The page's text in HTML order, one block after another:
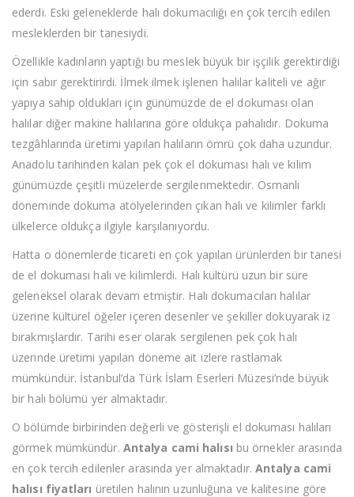
ederdi. Eski geleneklerde halı dokumacılığı en çok tercih edilen
mesleklerden bir tanesiydi.
Özellikle kadınların yaptığı bu meslek büyük bir işçilik gerektirdiği
için sabır gerektirirdi. İlmek ilmek işlenen halılar kaliteli ve ağır
yapıya sahip oldukları için günümüzde de el dokuması olan
halılar diğer makine halılarına göre oldukça pahalıdır. Dokuma
tezgâhlarında üretimi yapılan halıların ömrü çok daha uzundur.
Anadolu tarihinden kalan pek çok el dokuması halı ve kilim
günümüzde çeşitli müzelerde sergilenmektedir. Osmanlı
döneminde dokuma atölyelerinden çıkan halı ve kilimler farklı
ülkelerce oldukça ilgiyle karşılanıyordu.
Hatta o dönemlerde ticareti en çok yapılan ürünlerden bir tanesi
de el dokuması halı ve kilimlerdi. Halı kültürü uzun bir süre
geleneksel olarak devam etmiştir. Halı dokumacıları halılar
üzerine kültürel öğeler içeren desenler ve şekiller dokuyarak iz
bırakmışlardır. Tarihi eser olarak sergilenen pek çok halı
üzerinde üretimi yapılan döneme ait izlere rastlamak
mümkündür. İstanbul’da Türk İslam Eserleri Müzesi’nde büyük
bir halı bölümü yer almaktadır.
O bölümde birbirinden değerli ve gösterişli el dokuması halıları
görmek mümkündür. Antalya cami halısı bu örnekler arasında
en çok tercih edilenler arasında yer almaktadır. Antalya cami
halısı fiyatları üretilen halının uzunluğuna ve kalitesine göre